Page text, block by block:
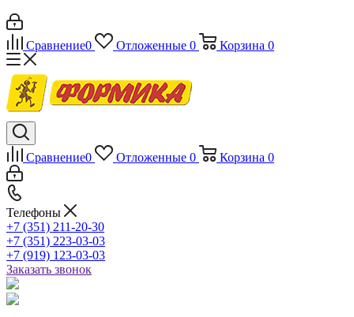
Сравнение0 Отложенные 0 Корзина 0
Сравнение0 Отложенные 0 Корзина 0
Телефоны
+7 (351) 211-20-30
+7 (351) 223-03-03
+7 (919) 123-03-03
Заказать звонок